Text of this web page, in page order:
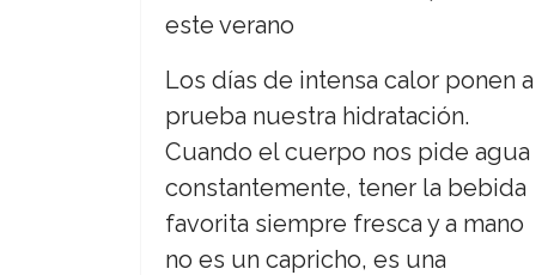
este verano
Los días de intensa calor ponen a
prueba nuestra hidratación.
Cuando el cuerpo nos pide agua
constantemente, tener la bebida
favorita siempre fresca y a mano
no es un capricho, es una